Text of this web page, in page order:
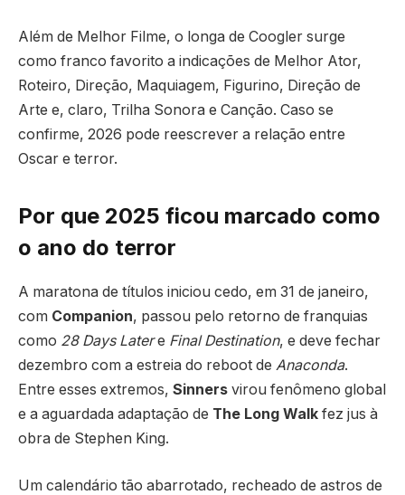
Além de Melhor Filme, o longa de Coogler surge
como franco favorito a indicações de Melhor Ator,
Roteiro, Direção, Maquiagem, Figurino, Direção de
Arte e, claro, Trilha Sonora e Canção. Caso se
confirme, 2026 pode reescrever a relação entre
Oscar e terror.
Por que 2025 ficou marcado como
o ano do terror
A maratona de títulos iniciou cedo, em 31 de janeiro,
com Companion, passou pelo retorno de franquias
como 28 Days Latere Final Destination, e deve fechar
dezembro com a estreia do reboot de Anaconda.
Entre esses extremos, Sinners virou fenômeno global
e a aguardada adaptação de The Long Walk fez jus à
obra de Stephen King.
Um calendário tão abarrotado, recheado de astros de